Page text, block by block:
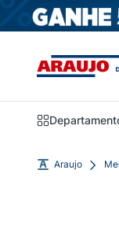
Araujo